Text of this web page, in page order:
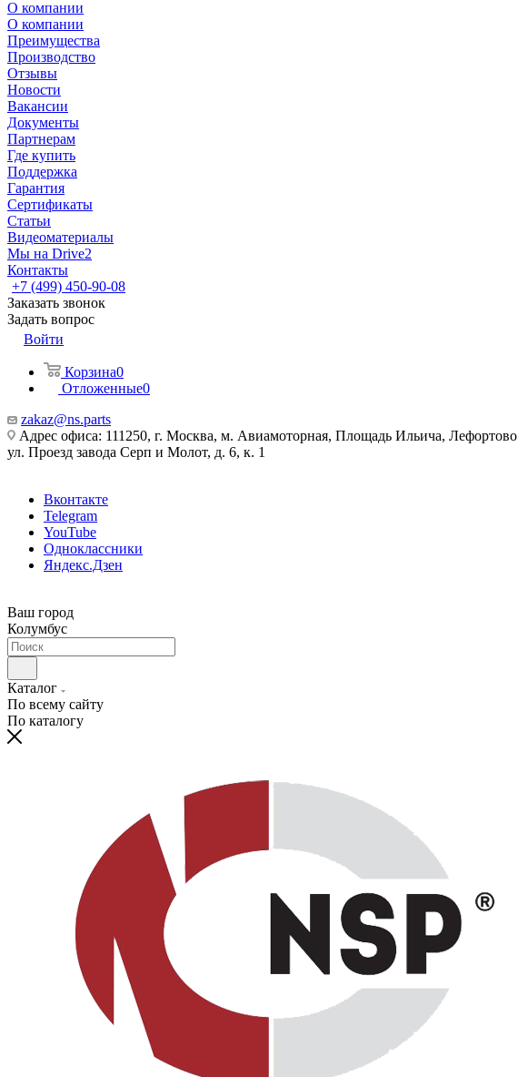
О компании
О компании
Преимущества
Производство
Отзывы
Новости
Вакансии
Документы
Партнерам
Где купить
Поддержка
Гарантия
Сертификаты
Статьи
Видеоматериалы
Мы на Drive2
Контакты
+7 (499) 450-90-08
Заказать звонок
Задать вопрос
Войти
Корзина0
Отложенные0
zakaz@ns.parts
Адрес офиса: 111250, г. Москва, м. Авиамоторная, Площадь Ильича, Лефортово
ул. Проезд завода Серп и Молот, д. 6, к. 1
Вконтакте
Telegram
YouTube
Одноклассники
Яндекс.Дзен
Ваш город
Колумбус
Каталог
По всему сайту
По каталогу